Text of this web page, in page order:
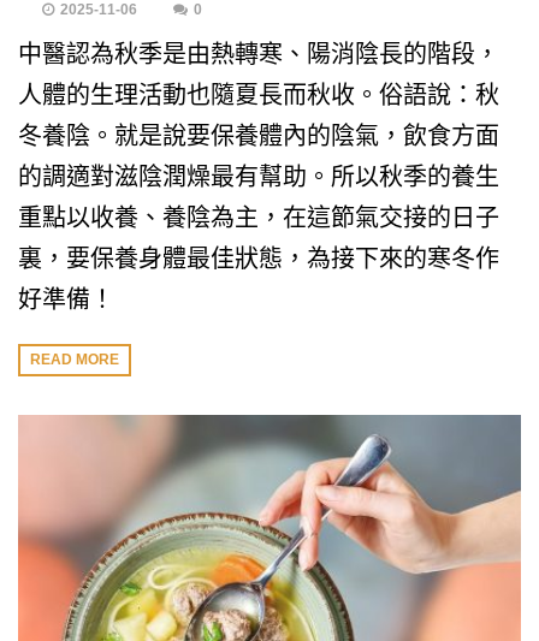
2025-11-06 0
中醫認為秋季是由熱轉寒、陽消陰長的階段，
人體的生理活動也隨夏長而秋收。俗語說：秋
冬養陰。就是說要保養體內的陰氣，飲食方面
的調適對滋陰潤燥最有幫助。所以秋季的養生
重點以收養、養陰為主，在這節氣交接的日子
裏，要保養身體最佳狀態，為接下來的寒冬作
好準備！
READ MORE